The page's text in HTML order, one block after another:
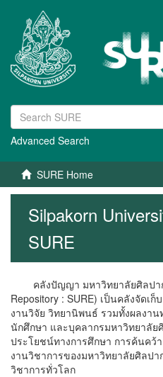
Advanced Search
SURE Home
Silpakorn
SURE
คลังปัญญา มหาวิทยาลัยศิลปาก
Repository : SURE) เป็นคลังจัดเ
งานวิจัย วิทยานิพนธ์ รวมทั้งผลงา
นักศึกษา และบุคลากรมหาวิทยาลัย
ประโยชน์ทางการศึกษา การค้นคว้
งานวิชาการของมหาวิทยาลัยศิลปา
วิชาการทั่วโลก